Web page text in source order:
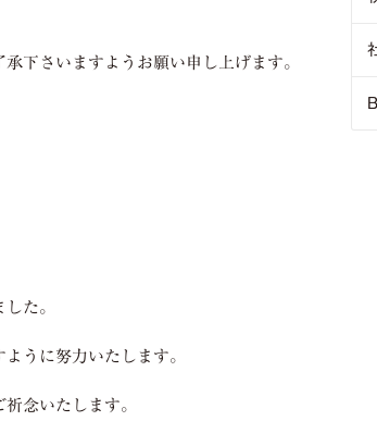
下さいますようお願い申し上げます。
た。
うに努力いたします。
念いたします。